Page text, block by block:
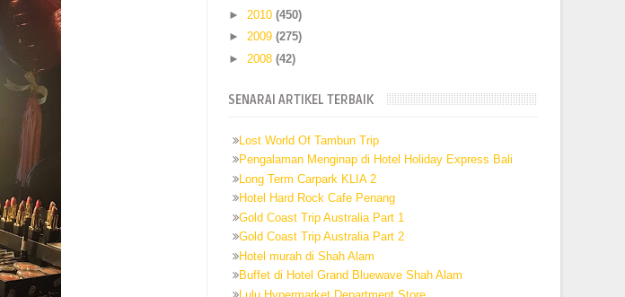
► 2010(450)
►2009(275)
►2008(42)
SENARAI ARTIKEL TERBAIK
Lost World Of Tambun Trip
Pengalaman Menginap di Hotel Holiday Express Bali
Long Term Carpark KLIA 2
Hotel Hard Rock Cafe Penang
Gold Coast Trip Australia Part 1
Gold Coast Trip Australia Part 2
Hotel murah di Shah Alam
Buffet di Hotel Grand Bluewave Shah Alam